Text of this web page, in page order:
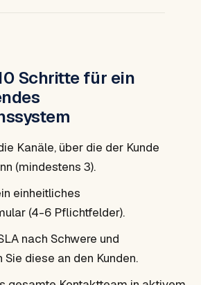
Schritte für ein
Kanäle, über die der Kunde
(mindestens 3).
einheitliches
(4-6 Pflichtfelder).
nach Schwere und
diese an den Kunden.